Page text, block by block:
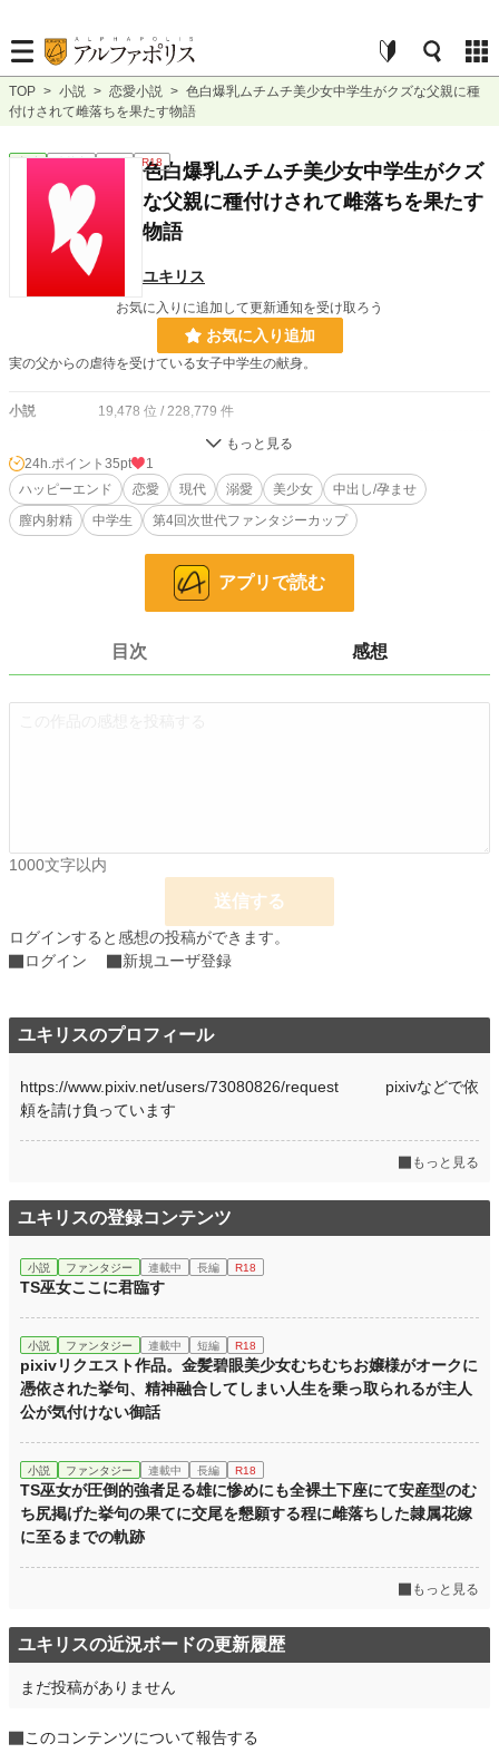
TOP > 小説 > 恋愛小説 > 色白爆乳ムチムチ美少女中学生がクズな父親に種
付けされて雌落ちを果たす物語
恋愛 連載中 短編 R18
色白爆乳ムチムチ美少女中学生がクズ
な父親に種付けされて雌落ちを果たす
物語
ユキリス
お気に入りに追加して更新通知を受け取ろう
お気に入り追加
実の父からの虐待を受けている女子中学生の献身。
小説 19,478 位 / 228,779 件
8,458 位 / 66,370 件
お気に入り 24
24h.ポイント 35 pt
2024.05.13 17:01
2024.05.13 17:01
24h.ポイント 35pt
1
ハッピーエンド
恋愛 現代 溺愛 美少女
中出し/孕ませ
膣内射精
中学生 第4回次世代ファンタジーカップ
アプリで読む
目次 感想
1000文字以内
送信する
ログインすると感想の投稿ができます。
ログイン
新規ユーザ登録
ユキリスのプロフィール
https://www.pixiv.net/users/73080826/request pixivなどで依
頼を請け負っています
もっと見る
ユキリスの登録コンテンツ
小説 ファンタジー 連載中 長編 R18
TS巫女ここに君臨す
小説 ファンタジー 連載中 短編 R18
pixivリクエスト作品。金髪碧眼美少女むちむちお嬢様がオークに
憑依された挙句、精神融合してしまい人生を乗っ取られるが主人
公が気付けない御話
小説 ファンタジー 連載中 長編 R18
TS巫女が圧倒的強者足る雄に惨めにも全裸土下座にて安産型のむ
ち尻掲げた挙句の果てに交尾を懇願する程に雌落ちした隷属花嫁
に至るまでの軌跡
もっと見る
ユキリスの近況ボードの更新履歴
まだ投稿がありません
このコンテンツについて報告する